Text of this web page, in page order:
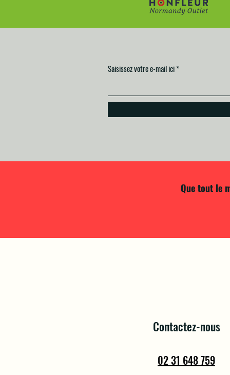
Saisissez votre e-mail ici
Que tout le
Contactez-nous
02 31 648 759